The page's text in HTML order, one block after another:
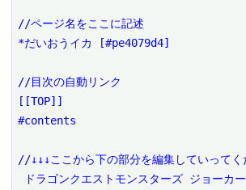
//ページ名をここに記述
*だいおうイカ [#pe4079d4]
//目次の自動リンク
[[TOP]]
#contents
//↓↓↓ここから下の部分を編集していってく